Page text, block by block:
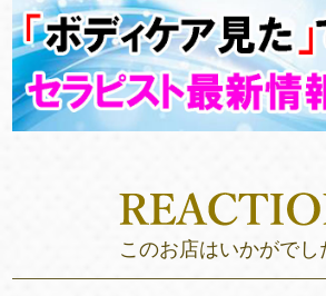
このお店はいかがでし